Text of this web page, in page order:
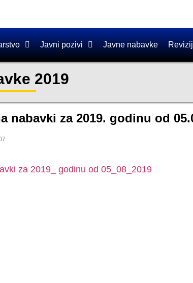
Javni pozivi Javne nabavke
2019
nabavki za 2019. godinu od
za 2019_ godinu od 05_08_2019